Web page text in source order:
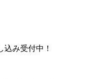
込み受付中！